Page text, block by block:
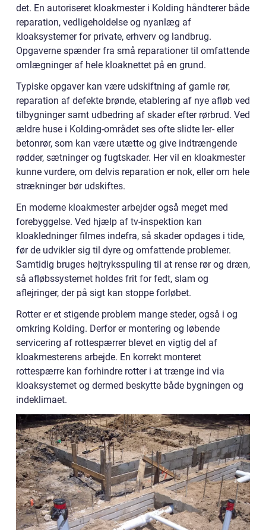
det. En autoriseret kloakmester i Kolding håndterer både
reparation, vedligeholdelse og nyanlæg af
kloaksystemer for private, erhverv og landbrug.
Opgaverne spænder fra små reparationer til omfattende
omlægninger af hele kloaknettet på en grund.
Typiske opgaver kan være udskiftning af gamle rør,
reparation af defekte brønde, etablering af nye afløb ved
tilbygninger samt udbedring af skader efter rørbrud. Ved
ældre huse i Kolding-området ses ofte slidte ler- eller
betonrør, som kan være utætte og give indtrængende
rødder, sætninger og fugtskader. Her vil en kloakmester
kunne vurdere, om delvis reparation er nok, eller om hele
strækninger bør udskiftes.
En moderne kloakmester arbejder også meget med
forebyggelse. Ved hjælp af tv-inspektion kan
kloakledninger filmes indefra, så skader opdages i tide,
før de udvikler sig til dyre og omfattende problemer.
Samtidig bruges højtryksspuling til at rense rør og dræn,
så afløbssystemet holdes frit for fedt, slam og
aflejringer, der på sigt kan stoppe forløbet.
Rotter er et stigende problem mange steder, også i og
omkring Kolding. Derfor er montering og løbende
servicering af rottespærrer blevet en vigtig del af
kloakmesterens arbejde. En korrekt monteret
rottespærre kan forhindre rotter i at trænge ind via
kloaksystemet og dermed beskytte både bygningen og
indeklimaet.